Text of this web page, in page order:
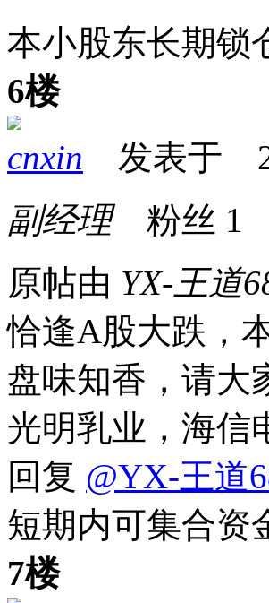
本小股东长期锁
6楼
cnxin 发表于
副经理粉丝 1
原帖由 YX-王道
恰逢A股大跌，
盘味知香，请大
光明乳业，海信
回复 @YX-王道
短期内可集合资
7楼